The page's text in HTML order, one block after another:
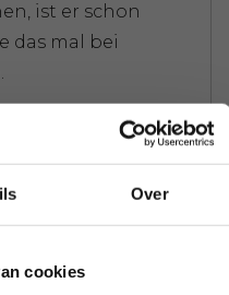
Over
cookies
ist er schon
das mal bei
schwer
für Ihren
sofort die